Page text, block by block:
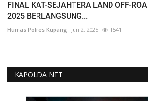
FINAL KAT-SEJAHTERA LAND OFF-
2025 BERLANGSUNG...
Humas Polres Kupang Jun 2, 2025 1541
KAPOLDA NTT